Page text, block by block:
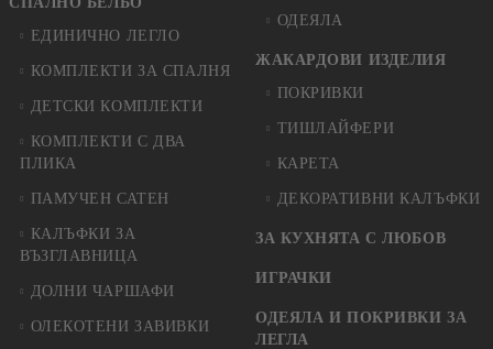
ЕДИНИЧНО ЛЕГЛО
КОМПЛЕКТИ ЗА СПАЛНЯ
ДЕТСКИ КОМПЛЕКТИ
КОМПЛЕКТИ С ДВА
ПЛИКА
ПАМУЧЕН САТЕН
КАЛЪФКИ ЗА
ВЪЗГЛАВНИЦА
ДОЛНИ ЧАРШАФИ
ОЛЕКОТЕНИ ЗАВИВКИ
ОДЕЯЛА
ЖАКАРДОВИ ИЗДЕЛИЯ
ПОКРИВКИ
ТИШЛАЙФЕРИ
КАРЕТА
ДЕКОРАТИВНИ КАЛЪФКИ
ЗА КУХНЯТА С ЛЮБОВ
ИГРАЧКИ
ОДЕЯЛА И ПОКРИВКИ ЗА
ЛЕГЛА